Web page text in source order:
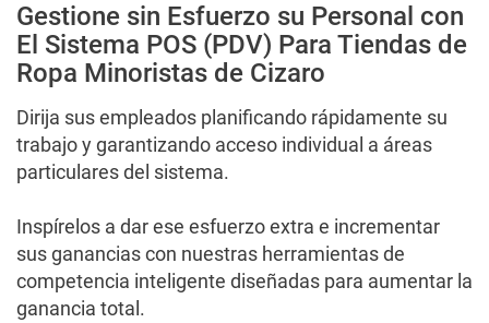
POS (PDV) para salones de Belleza y Peluquerías
POS (PDV) para tiendas de Salud y farmacias
POS para mercados Especiales
Sistema POS (PDV) para Minoristas – Carros de Centro
Comercial y Quioscos
Gestione sin Esfuerzo su Personal con
El Sistema POS (PDV) Para Tiendas de
Ropa Minoristas de Cizaro
Dirija sus empleados planificando rápidamente su
trabajo y garantizando acceso individual a áreas
particulares del sistema.
Inspírelos a dar ese esfuerzo extra e incrementar
sus ganancias con nuestras herramientas de
competencia inteligente diseñadas para aumentar la
ganancia total.